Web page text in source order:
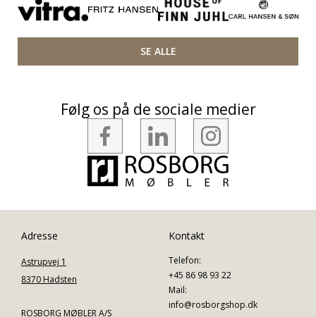
SE ALLE
Følg os på de sociale medier
Adresse
Astrupvej 1
8370 Hadsten
ROSBORG MØBLER A/S
Kontakt
Telefon:
+45 86 98 93 22
Mail:
info@rosborgshop.dk